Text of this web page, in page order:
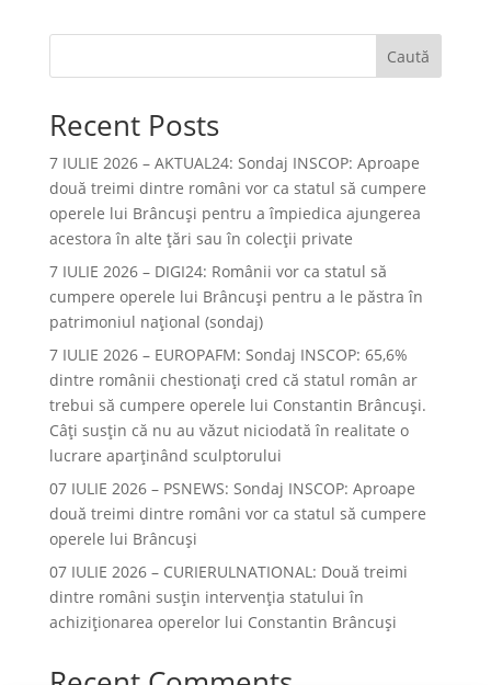
Caută
Recent Posts
7 IULIE 2026 – AKTUAL24: Sondaj INSCOP: Aproape
două treimi dintre români vor ca statul să cumpere
operele lui Brâncuşi pentru a împiedica ajungerea
acestora în alte ţări sau în colecţii private
7 IULIE 2026 – DIGI24: Românii vor ca statul să
cumpere operele lui Brâncuși pentru a le păstra în
patrimoniul național (sondaj)
7 IULIE 2026 – EUROPAFM: Sondaj INSCOP: 65,6%
dintre românii chestionați cred că statul român ar
trebui să cumpere operele lui Constantin Brâncuși.
Câți susțin că nu au văzut niciodată în realitate o
lucrare aparținând sculptorului
07 IULIE 2026 – PSNEWS: Sondaj INSCOP: Aproape
două treimi dintre români vor ca statul să cumpere
operele lui Brâncuși
07 IULIE 2026 – CURIERULNATIONAL: Două treimi
dintre români susțin intervenția statului în
achiziționarea operelor lui Constantin Brâncuși